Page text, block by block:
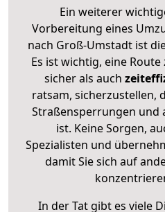
Ein weiterer
Vorbereitung eines
nach Groß-Umstadt ist
Es ist wichtig, eine
sicher als auch
ratsam, sicherzustellen,
Straßensperrungen und
ist. Keine Sorgen,
Spezialisten und
damit Sie sich auf
In der Tat gibt es viele